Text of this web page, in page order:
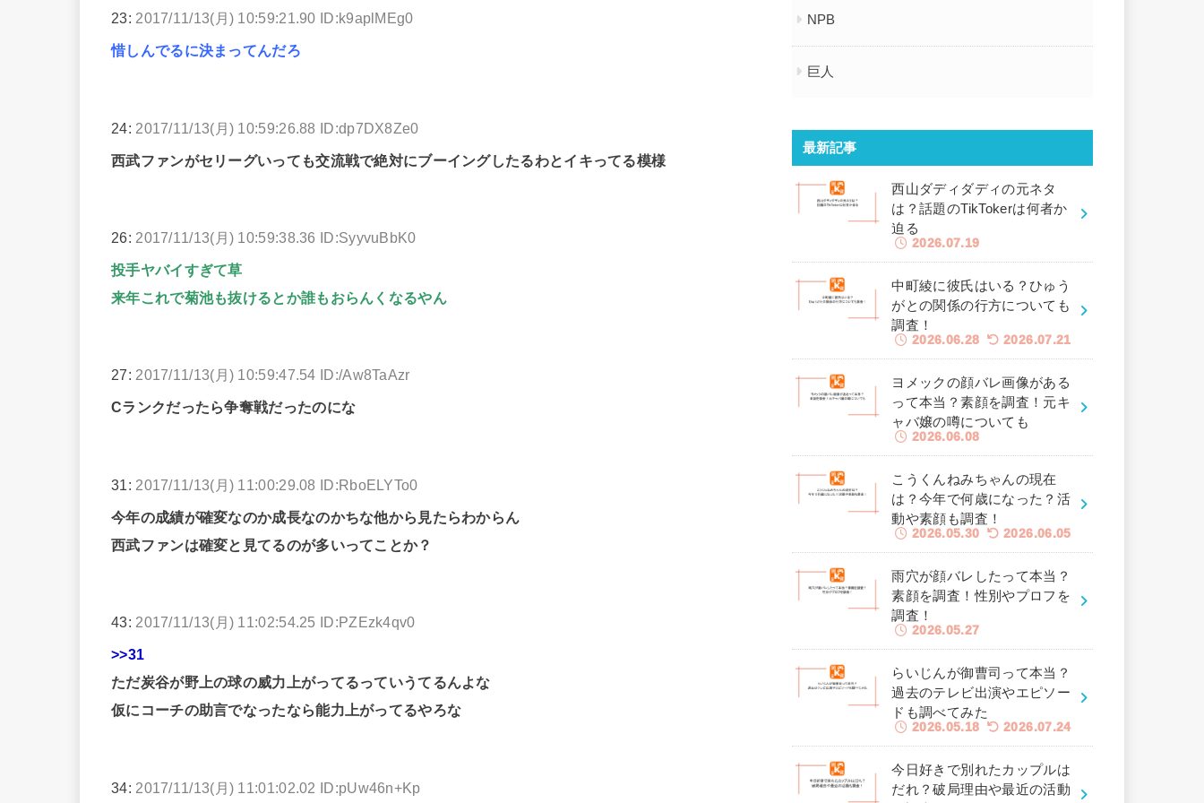
23: 2017/11/13(月) 10:59:21.90 ID:k9aplMEg0
惜しんでるに決まってんだろ
24: 2017/11/13(月) 10:59:26.88 ID:dp7DX8Ze0
西武ファンがセリーグいっても交流戦で絶対にブーイングしたるわとイキってる模様
26: 2017/11/13(月) 10:59:38.36 ID:SyyvuBbK0
投手ヤバイすぎて草
来年これで菊池も抜けるとか誰もおらんくなるやん
27: 2017/11/13(月) 10:59:47.54 ID:/Aw8TaAzr
Cランクだったら争奪戦だったのにな
31: 2017/11/13(月) 11:00:29.08 ID:RboELYTo0
今年の成績が確変なのか成長なのかちな他から見たらわからん
西武ファンは確変と見てるのが多いってことか？
43: 2017/11/13(月) 11:02:54.25 ID:PZEzk4qv0
>>31
ただ炭谷が野上の球の威力上がってるっていうてるんよな
仮にコーチの助言でなったなら能力上がってるやろな
34: 2017/11/13(月) 11:01:02.02 ID:pUw46n+Kp
NPB
巨人
最新記事
西山ダディダディの元ネタ
は？話題のTikTokerは何者か
迫る
2026.07.19
中町綾に彼氏はいる？ひゅう
がとの関係の行方についても
調査！
2026.06.28 2026.07.21
ヨメックの顔バレ画像がある
って本当？素顔を調査！元キ
ャバ嬢の噂についても
2026.06.08
こうくんねみちゃんの現在
は？今年で何歳になった？活
動や素顔も調査！
2026.05.30 2026.06.05
雨穴が顔バレしたって本当？
素顔を調査！性別やプロフを
調査！
2026.05.27
らいじんが御曹司って本当？
過去のテレビ出演やエピソー
ドも調べてみた
2026.05.18 2026.07.24
今日好きで別れたカップルは
だれ？破局理由や最近の活動